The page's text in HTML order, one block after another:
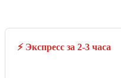
⚡ Экспресс за 2-3 часа